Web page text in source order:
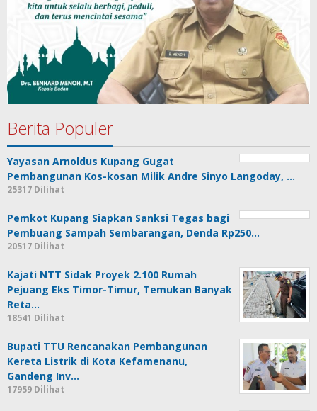
Berita Populer
Yayasan Arnoldus Kupang Gugat
Pembangunan Kos-kosan Milik Andre Sinyo Langoday, …
25317 Dilihat
Pemkot Kupang Siapkan Sanksi Tegas bagi
Pembuang Sampah Sembarangan, Denda Rp250…
20517 Dilihat
Kajati NTT Sidak Proyek 2.100 Rumah
Pejuang Eks Timor-Timur, Temukan Banyak
Reta…
18541 Dilihat
Bupati TTU Rencanakan Pembangunan
Kereta Listrik di Kota Kefamenanu,
Gandeng Inv…
17959 Dilihat